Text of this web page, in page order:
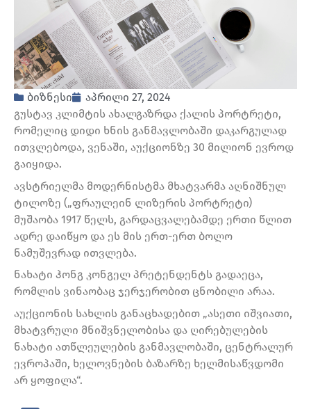
ბიზნესი
აპრილი 27, 2024
გუსტავ კლიმტის ახალგაზრდა ქალის პორტრეტი,
რომელიც დიდი ხნის განმავლობაში დაკარგულად
ითვლებოდა, ვენაში, აუქციონზე 30 მილიონ ევროდ
გაიყიდა.
ავსტრიელმა მოდერნისტმა მხატვარმა აღნიშნულ
ტილოზე („ფრაულეინ ლიზერის პორტრეტი)
მუშაობა 1917 წელს, გარდაცვალებამდე ერთი წლით
ადრე დაიწყო და ეს მის ერთ-ერთ ბოლო
ნამუშევრად ითვლება.
ნახატი ჰონგ კონგელ პრეტენდენტს გადაეცა,
რომლის ვინაობაც ჯერჯერობით ცნობილი არაა.
აუქციონის სახლის განაცხადებით „ასეთი იშვიათი,
მხატვრული მნიშვნელობისა და ღირებულების
ნახატი ათწლეულების განმავლობაში, ცენტრალურ
ევროპაში, ხელოვნების ბაზარზე ხელმისაწვდომი
არ ყოფილა“.